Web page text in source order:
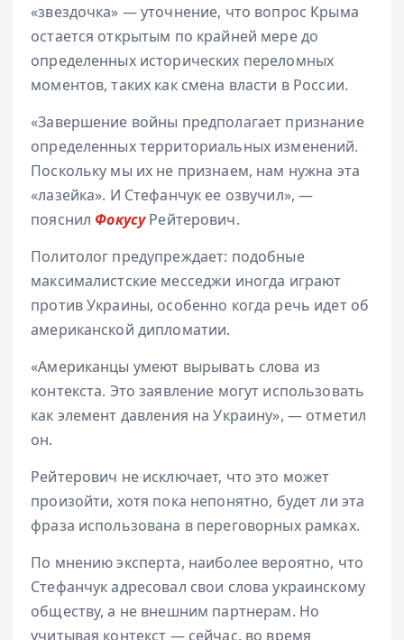
«звездочка» — уточнение, что вопрос Крыма
остается открытым по крайней мере до
определенных исторических переломных
моментов, таких как смена власти в России.
«Завершение войны предполагает признание
определенных территориальных изменений.
Поскольку мы их не признаем, нам нужна эта
«лазейка». И Стефанчук ее озвучил», —
пояснил ФокусуРейтерович.
Политолог предупреждает: подобные
максималистские месседжи иногда играют
против Украины, особенно когда речь идет об
американской дипломатии.
«Американцы умеют вырывать слова из
контекста. Это заявление могут использовать
как элемент давления на Украину», — отметил
он.
Рейтерович не исключает, что это может
произойти, хотя пока непонятно, будет ли эта
фраза использована в переговорных рамках.
По мнению эксперта, наиболее вероятно, что
Стефанчук адресовал свои слова украинскому
обществу, а не внешним партнерам. Но
учитывая контекст — сейчас, во время